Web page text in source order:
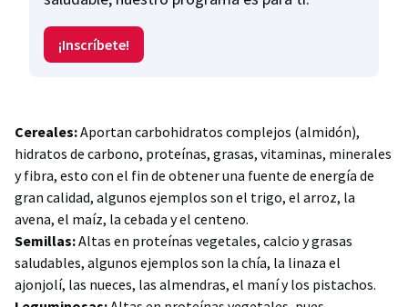
¡Inscríbete!
Cereales:Aportan carbohidratos complejos (almidón),
hidratos de carbono, proteínas, grasas, vitaminas, minerales
y fibra, esto con el fin de obtener una fuente de energía de
gran calidad, algunos ejemplos son el trigo, el arroz, la
avena, el maíz, la cebada y el centeno.
Semillas:Altas en proteínas vegetales, calcio y grasas
saludables, algunos ejemplos son la chía, la linaza el
ajonjolí, las nueces, las almendras, el maní y los pistachos.